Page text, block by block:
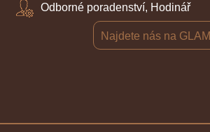
Odborné poradenství, Hodinář
Najdete nás na GLAMI